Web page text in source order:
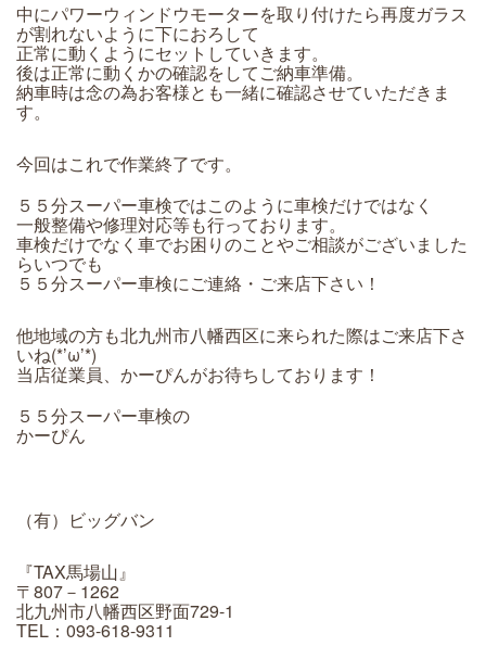
中にパワーウィンドウモーターを取り付けたら再度ガラス
が割れないように下におろして
正常に動くようにセットしていきます。
後は正常に動くかの確認をしてご納車準備。
納車時は念の為お客様とも一緒に確認させていただきま
す。
今回はこれで作業終了です。
５５分スーパー車検ではこのように車検だけではなく
一般整備や修理対応等も行っております。
車検だけでなく車でお困りのことやご相談がございました
らいつでも
５５分スーパー車検にご連絡・ご来店下さい！
他地域の方も北九州市八幡西区に来られた際はご来店下さ
いね(*’ω’*)
当店従業員、かーぴんがお待ちしております！
５５分スーパー車検の
かーぴん
（有）ビッグバン
『TAX馬場山』
〒807－1262
北九州市八幡西区野面729-1
TEL：093-618-9311